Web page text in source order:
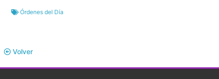
Órdenes del Día
Volver